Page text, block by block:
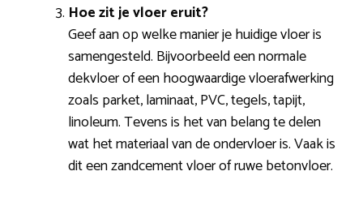
Hoe zit je vloer eruit?
Geef aan op welke manier je huidige vloer is
samengesteld. Bijvoorbeeld een normale
dekvloer of een hoogwaardige vloerafwerking
zoals parket, laminaat, PVC, tegels, tapijt,
linoleum. Tevens is het van belang te delen
wat het materiaal van de ondervloer is. Vaak is
dit een zandcement vloer of ruwe betonvloer.